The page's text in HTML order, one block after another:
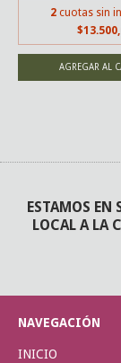
2 cuotas sin
ESTAMOS
LOCAL A LA
NAVEGACIÓN
INICIO